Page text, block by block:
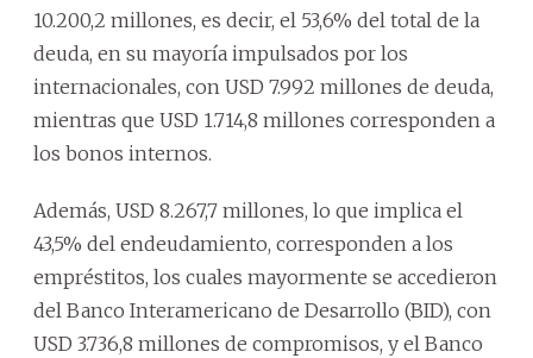
10.200,2 millones, es decir, el 53,6% del total de la
deuda, en su mayoría impulsados por los
internacionales, con USD 7.992 millones de deuda,
mientras que USD 1.714,8 millones corresponden a
los bonos internos.
Además, USD 8.267,7 millones, lo que implica el
43,5% del endeudamiento, corresponden a los
empréstitos, los cuales mayormente se accedieron
del Banco Interamericano de Desarrollo (BID), con
USD 3.736,8 millones de compromisos, y el Banco